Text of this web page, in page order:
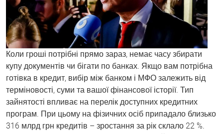
Коли гроші потрібні прямо зараз, немає часу збирати
купу документів чи бігати по банках. Якщо вам потрібна
готівка в кредит, вибір між банком і МФО залежить від
терміновості, суми та вашої фінансової історії. Тип
зайнятості впливає на перелік доступних кредитних
програм. При цьому на фізичних осіб припадало близько
316 млрд грн кредитів – зростання за рік склало 22 %.